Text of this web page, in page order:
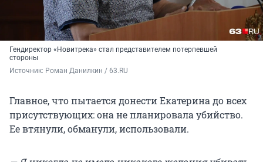
Гендиректор «Новитрека» стал представителем потерпевшей
стороны
Источник: Роман Данилкин / 63.RU
Главное, что пытается донести Екатерина до всех
присутствующих: она не планировала убийство.
Ее втянули, обманули, использовали.